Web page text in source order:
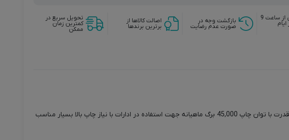
پشتیبانی از ساعت 9
ایام بازگشت وجه در
صورت عدم رضایت
اصالت کالاها از
برترین برندها
تحویل سریع در
کمترین زمان
ممکن
چاپگر اچ پی استوک M401dn ، یک پرینتر تک کاره لیزری سیاه و سفید می باشد. این چاپگر با تکنولوژی چاپ لیزری و پر قدرت با توان چاپ 45,000 برگ ماهیانه جهت استفاده در ادارات با نیاز چاپ بالا بسیار مناسب